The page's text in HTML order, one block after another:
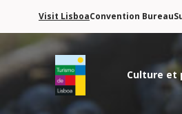
Visit LisboaConvention Bureau
Logo de Turismo de
Culture et